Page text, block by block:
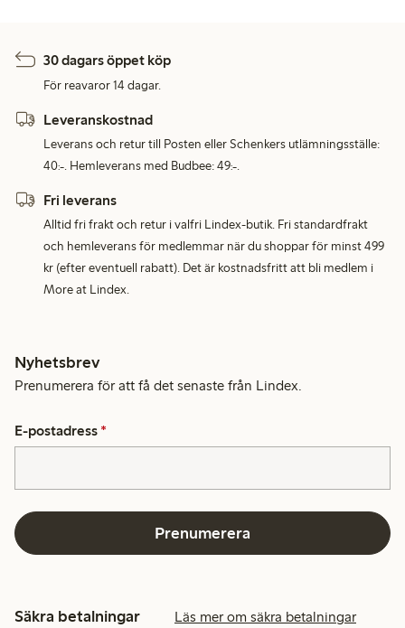
30 dagars öppet köp
För reavaror 14 dagar.
Leveranskostnad
Leverans och retur till Posten eller Schenkers utlämningsställe:
40:-. Hemleverans med Budbee: 49:-.
Fri leverans
Alltid fri frakt och retur i valfri Lindex-butik. Fri standardfrakt
och hemleverans för medlemmar när du shoppar för minst 499
kr (efter eventuell rabatt). Det är kostnadsfritt att bli medlem i
More at Lindex.
Nyhetsbrev
Prenumerera för att få det senaste från Lindex.
E-postadress *
Prenumerera
Säkra betalningar Läs mer om säkra betalningar